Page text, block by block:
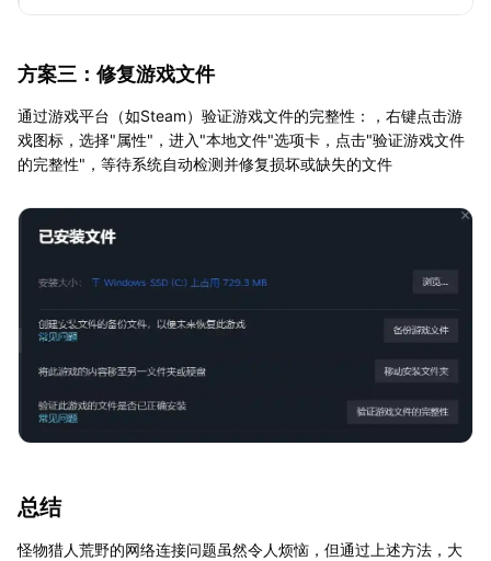
方案三：修复游戏文件
通过游戏平台（如Steam）验证游戏文件的完整性：，右键点击游
戏图标，选择"属性"，进入"本地文件"选项卡，点击"验证游戏文件
的完整性"，等待系统自动检测并修复损坏或缺失的文件
总结
怪物猎人荒野的网络连接问题虽然令人烦恼，但通过上述方法，大